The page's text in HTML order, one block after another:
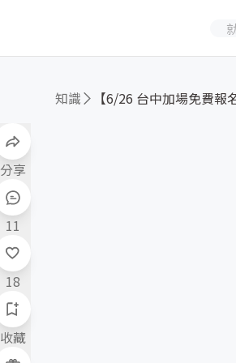
分享
11
18
收藏
知識 【6/26 台中加場免費報